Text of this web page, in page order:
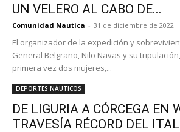
UN VELERO AL CABO DE...
Comunidad Nautica - 31 de diciembre de 2022
El organizador de la expedición y
General Belgrano, Nilo Navas y su
primera vez dos mujeres,...
DEPORTES NÁUTICOS
DE LIGURIA A CÓRCEGA EN
TRAVESÍA RÉCORD DEL